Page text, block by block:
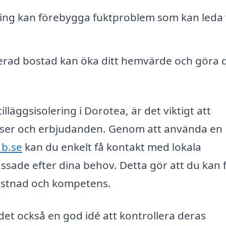
kan förebygga fuktproblem som kan leda
bostad kan öka ditt hemvärde och göra
i Dorotea, är det viktigt att
och erbjudanden. Genom att använda en
kan du enkelt få kontakt med lokala
efter dina behov. Detta gör att du kan
och kompetens.
också en god idé att kontrollera deras